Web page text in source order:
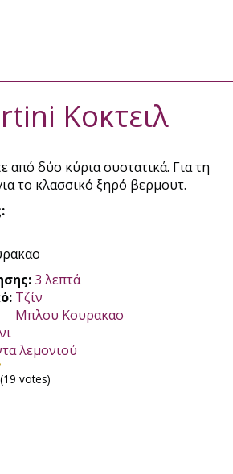
Κοκτειλ
από δύο κύρια συστατικά. Για τη
το κλασσικό ξηρό βερμουτ.
3 λεπτά
Τζίν
Μπλου Κουρακαο
λεμονιού
(19 votes)